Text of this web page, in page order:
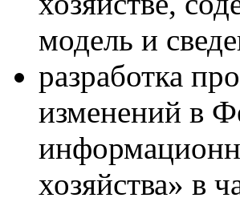
модель и
разработка
изменений в
хозяйства» в